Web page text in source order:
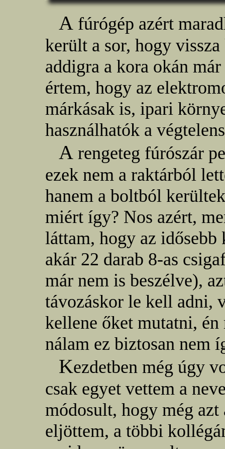
A fúrógép azért
került a sor, hogy
addigra a kora okán
értem, hogy az
márkásak is, ipari
használhatók a
A rengeteg fúrószár
ezek nem a raktárból
hanem a boltból
miért így? Nos azért,
láttam, hogy az idősebb
akár 22 darab 8-as
már nem is beszélve),
távozáskor le kell adni,
kellene őket mutatni,
nálam ez biztosan nem
Kezdetben még úgy
csak egyet vettem a
módosult, hogy még
eljöttem, a többi